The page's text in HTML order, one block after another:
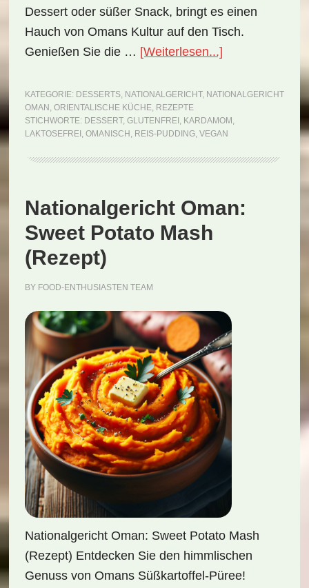
Dessert oder süßer Snack, bringt es einen
Hauch von Omans Kultur auf den Tisch.
Genießen Sie die … [Weiterlesen...]
Rice
with
KATEGORIE: DESSERTS, NATIONALGERICHT, NATIONALGERICHT
OMAN , ORIENTALISCHE KÜCHE, REZEPTE
STICHWORTE: DESSERT, GLUTENFREI , KARDAMOM ,
LAKTOSEFREI , OMANISCH , REIS-PUDDING, VEGAN
Nationalgericht Oman:
Sweet Potato Mash
(Rezept)
BY FOOD-ENTHUSIASTEN TEAM
Nationalgericht Oman: Sweet Potato Mash
(Rezept) Entdecken Sie den himmlischen
Genuss von Omans Süßkartoffel-Püree!